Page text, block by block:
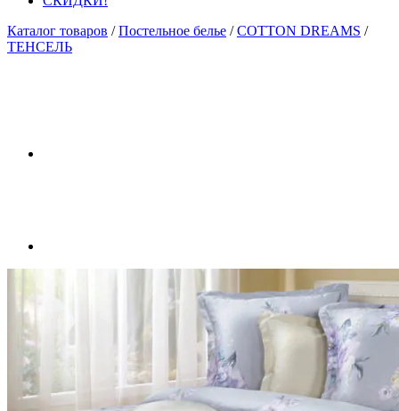
Каталог товаров / Постельное белье / COTTON DREAMS /
TЕНСЕЛЬ